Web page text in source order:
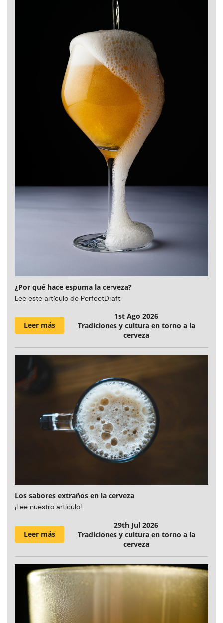
¿Por qué hace espuma la cerveza?
Lee este artículo de PerfectDraft
Leer más
1st Ago 2026
Tradiciones y cultura en torno a la
cerveza
Los sabores extraños en la cerveza
¡Lee nuestro artículo!
Leer más
29th Jul 2026
Tradiciones y cultura en torno a la
cerveza